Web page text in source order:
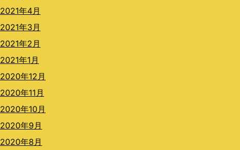
2021年4月
2021年3月
2021年2月
2021年1月
2020年12月
2020年11月
2020年10月
2020年9月
2020年8月